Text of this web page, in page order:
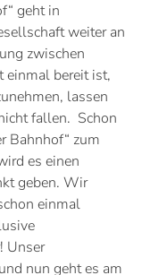
geht in
weiter an
zwischen
einmal bereit ist,
lassen
fallen. Schon
Bahnhof“ zum
es einen
geben. Wir
einmal
Unser
nun geht es am